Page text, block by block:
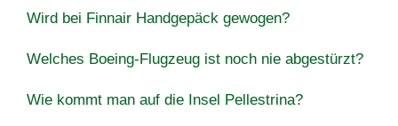
Wird bei Finnair Handgepäck gewogen?
Welches Boeing-Flugzeug ist noch nie abgestürzt?
Wie kommt man auf die Insel Pellestrina?